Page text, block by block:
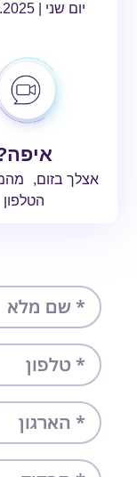
יום שני | 08.12.2025
אצלך בזום,
הטלפון